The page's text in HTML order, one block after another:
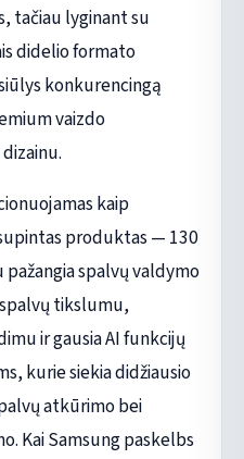
tačiau lyginant su
didelio formato
konkurencingą
vaizdo
kaip
produktas — 130
pažangia spalvų valdymo
tikslumu,
ir gausia AI funkcijų
kurie siekia didžiausio
atkūrimo bei
Kai Samsung paskelbs